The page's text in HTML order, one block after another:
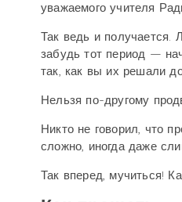
уважаемого учителя
Так ведь и получается.
забудь тот период —
так, как вы их решали до
Нельзя по-другому
Никто не говорил, что
сложно, иногда даже
Так вперед, мучиться!